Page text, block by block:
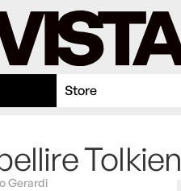
Store
Tolkien
Gerardi